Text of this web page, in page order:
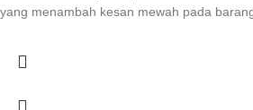
yang menambah kesan mewah pada